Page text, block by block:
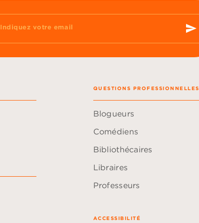
Indiquez votre email send
QUESTIONS PROFESSIONNELLES
Blogueurs
Comédiens
Bibliothécaires
Libraires
Professeurs
ACCESSIBILITÉ